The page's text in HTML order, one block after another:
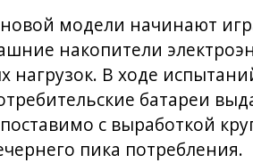
модели начинают
накопители
нагрузок. В ходе
батареи
с выработкой
пика потребления.